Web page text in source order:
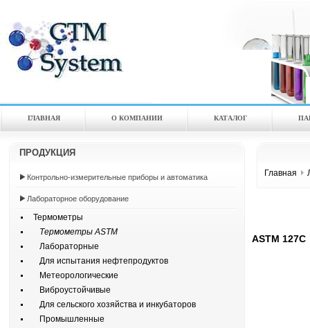
ГЛАВНАЯ О КОМПАНИИ КАТАЛOГ
ПРОДУКЦИЯ
Контрольно-измерительные приборы и автоматика
Лабораторное оборудование
Термометры
Термометры ASTM
Лабораторные
Для испытания нефтепродуктов
Метеорологические
Виброустойчивые
Для сельского хозяйства и инкубаторов
Промышленные
Главная
ASTM 127C